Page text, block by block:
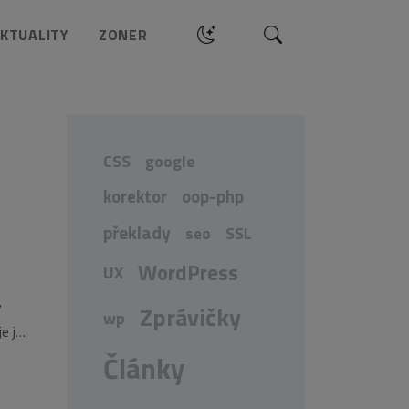
ZONER Hledat
jen
CSS google
korektor oop-php
překlady seo
SSL
UX
WordPress
wp Zprávičky
Články